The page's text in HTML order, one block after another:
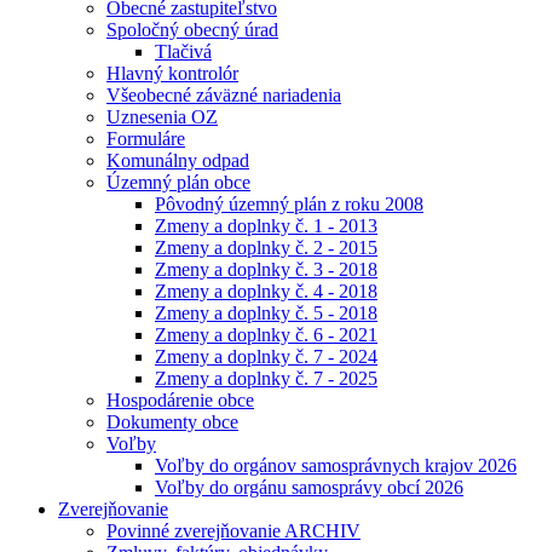
Obecné zastupiteľstvo
Spoločný obecný úrad
Tlačivá
Hlavný kontrolór
Všeobecné záväzné nariadenia
Uznesenia OZ
Formuláre
Komunálny odpad
Územný plán obce
Pôvodný územný plán z roku 2008
Zmeny a doplnky č. 1 - 2013
Zmeny a doplnky č. 2 - 2015
Zmeny a doplnky č. 3 - 2018
Zmeny a doplnky č. 4 - 2018
Zmeny a doplnky č. 5 - 2018
Zmeny a doplnky č. 6 - 2021
Zmeny a doplnky č. 7 - 2024
Zmeny a doplnky č. 7 - 2025
Hospodárenie obce
Dokumenty obce
Voľby
Voľby do orgánov samosprávnych krajov 2026
Voľby do orgánu samosprávy obcí 2026
Zverejňovanie
Povinné zverejňovanie ARCHIV